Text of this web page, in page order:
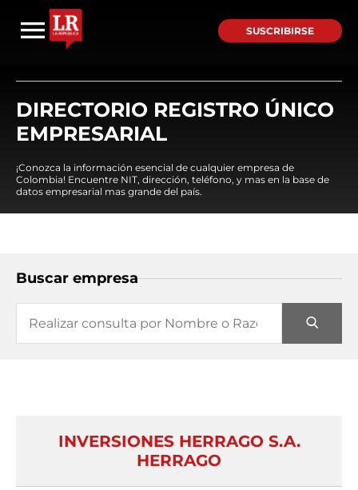
SUSCRIBIRSE
DIRECTORIO REGISTRO ÚNICO
EMPRESARIAL
¡Conozca la información esencial de cualquier empresa de
Colombia! Encuentre NIT, dirección, teléfono, y mas en la base de
datos empresarial mas grande del país.
Buscar empresa
INVERSIONES HERRAGO S.A.
HERRAGO